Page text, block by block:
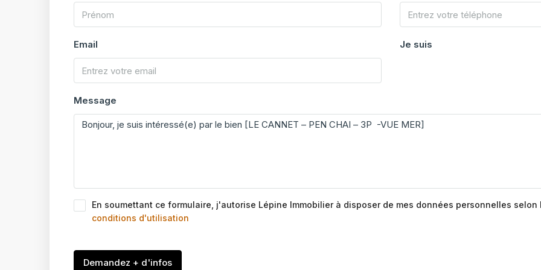
Email Je suis
Message
En soumettant ce formulaire, j'autorise Lépine Immobilier à disposer de mes données personnelles selon
conditions d'utilisation
Demandez + d'infos